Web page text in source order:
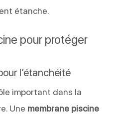
étanche.
pour protéger
l’étanchéité
important dans la
Une membrane piscine